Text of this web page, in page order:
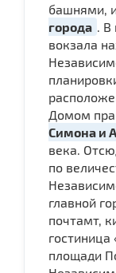
башнями,
города
.
вокзала
Домом
Симона и
века.
по
главной
почтамт,
площади